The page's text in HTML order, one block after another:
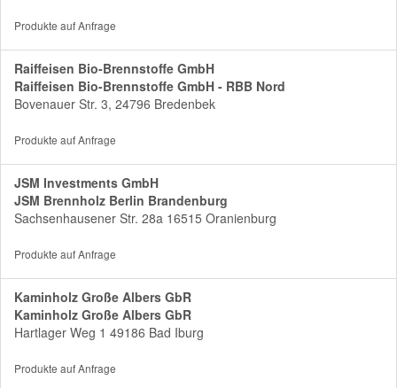
Produkte auf Anfrage
Raiffeisen Bio-Brennstoffe GmbH
Raiffeisen Bio-Brennstoffe GmbH - RBB Nord
Bovenauer Str. 3, 24796 Bredenbek
Produkte auf Anfrage
JSM Investments GmbH
JSM Brennholz Berlin Brandenburg
Sachsenhausener Str. 28a 16515 Oranienburg
Produkte auf Anfrage
Kaminholz Große Albers GbR
Kaminholz Große Albers GbR
Hartlager Weg 1 49186 Bad Iburg
Produkte auf Anfrage